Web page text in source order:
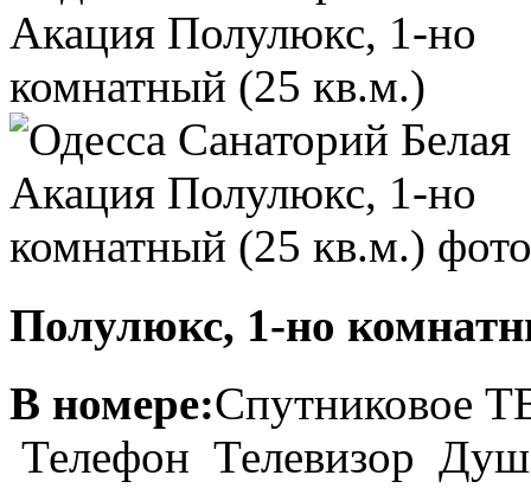
Полулюкс, 1-но
В номере:Спутниковое
Телефон Телевизор